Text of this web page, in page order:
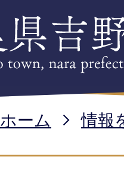
ホーム 情報